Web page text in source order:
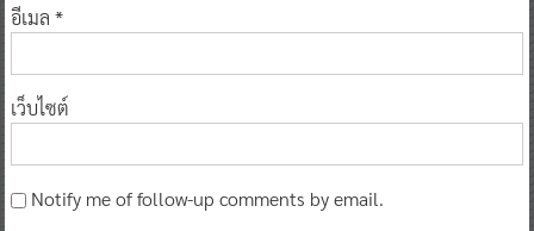
อีเมล *
เว็บไซต์
Notify me of follow-up comments by email.